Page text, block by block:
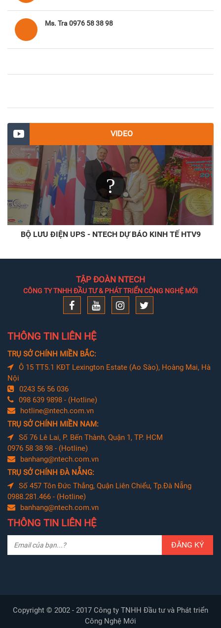
Ms. Tra 0976 58 38 98
VIDEO
BỘ LƯU ĐIỆN UPS - NTECH DỰ BÁO KINH TẾ HTV9
TẬP ĐOÀN NTECH
CÔNG TY TNHH ĐẦU TƯ & PHÁT TRIỂN CÔNG NGHỆ MỚI
THÔNG TIN LIÊN HỆ
TRỤ SỞ CHÍNH MIỀN BẮC:
Ô 15 TT5.1 KĐT Lexington Estate (Ao Sào), Hoàng Mai, Hà
Nội
0243 56 56 036
098 639 9898 - (Hotline)
hotline@ntech.com.vn
TRỤ SỞ CHÍNH MIỀN NAM:
Số 76 Lê Lai, P. Bến Thành, Quận 1, TP. HCM
0976 58 38 98 - (Hotline)
banhang@ntech.com.vn
TRỤ SỞ CHÍNH ĐÀ NẴNG:
Số 457 Tôn Đức Thắng, Quận Liên Chiểu, Tp.Đà Nẵng
0988.281.466 - (Hotline)
banhang@ntech.com.vn
THÔNG TIN LIÊN HỆ
ĐĂNG KÝ
Copyright © 2002 - 2017 Công ty TNHH Đầu tư và Phát triển
Công Nghệ Mới